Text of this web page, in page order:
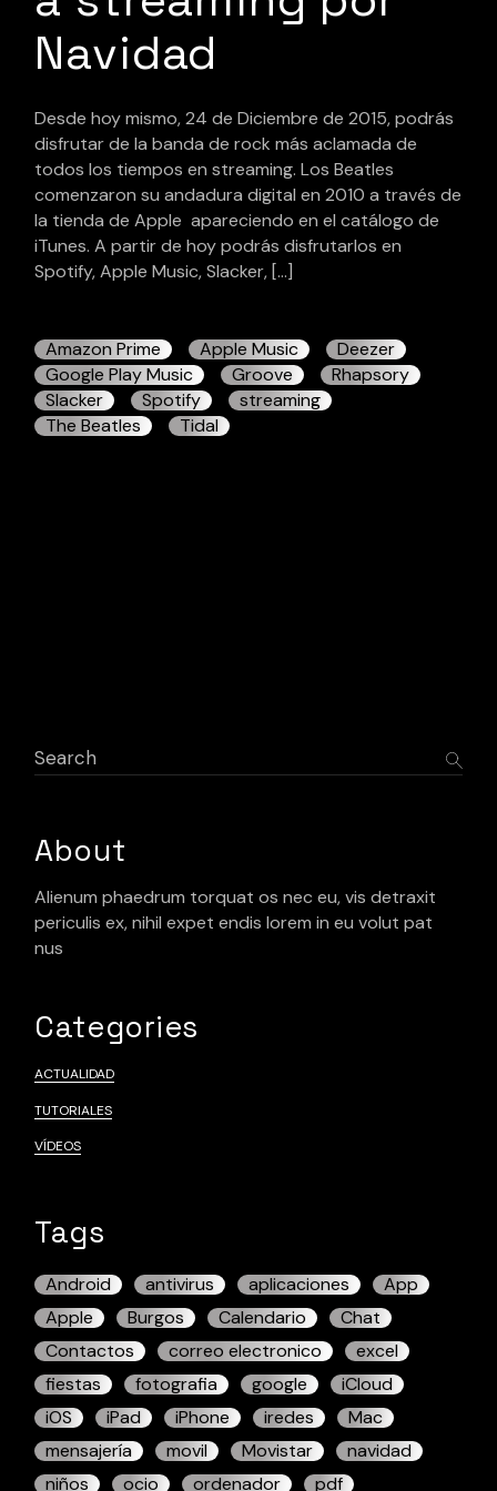
Navidad
Desde hoy mismo, 24 de Diciembre de 2015, podrás
disfrutar de la banda de rock más aclamada de
todos los tiempos en streaming. Los Beatles
comenzaron su andadura digital en 2010 a través de
la tienda de Apple apareciendo en el catálogo de
iTunes. A partir de hoy podrás disfrutarlos en
Spotify, Apple Music, Slacker, […]
Amazon Prime Apple Music
Deezer
Google Play Music
Groove
Rhapsory
Slacker
Spotify
streaming
The Beatles
Tidal
Search
About
Alienum phaedrum torquat os nec eu, vis detraxit
periculis ex, nihil expet endis lorem in eu volut pat
nus
Categories
ACTUALIDAD
TUTORIALES
VÍDEOS
Tags
Android antivirus aplicaciones
App
Apple
Burgos Calendario
Chat
Contactos
correo electronico
excel
fiestas
fotografia google
iCloud
iOS
iPad iPhone iredes
Mac
mensajería
movil Movistar
navidad
niños
ocio ordenador pdf